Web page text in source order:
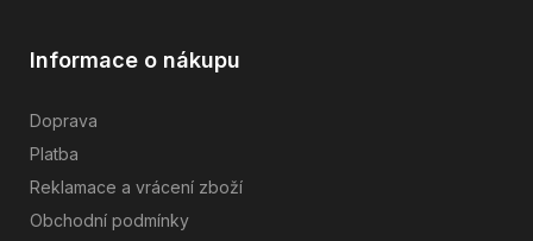
Informace o nákupu
Doprava
Platba
Reklamace a vrácení zboží
Obchodní podmínky